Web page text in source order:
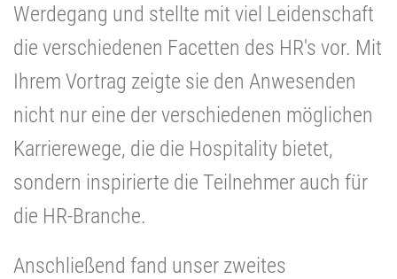
Werdegang und stellte mit viel Leidenschaft
die verschiedenen Facetten des HR's vor. Mit
Ihrem Vortrag zeigte sie den Anwesenden
nicht nur eine der verschiedenen möglichen
Karrierewege, die die Hospitality bietet,
sondern inspirierte die Teilnehmer auch für
die HR-Branche.
Anschließend fand unser zweites